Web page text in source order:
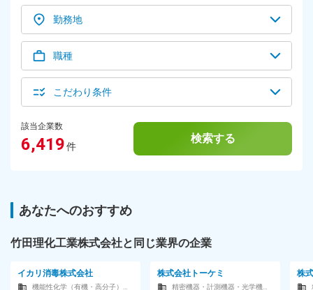
ルです。
勤務地
職種
こだわり条件
該当企業数
6,419件
検索する
あなたへのおすすめ
竹田理化工業株式会社と同じ業界の企業
イカリ消毒株式会社 株式会社トーケミ 株